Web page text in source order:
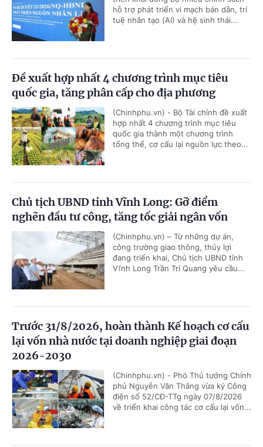
hỗ trợ phát triển vi mạch bán dẫn, trí
tuệ nhân tạo (AI) và hệ sinh thái...
Đề xuất hợp nhất 4 chương trình mục tiêu
quốc gia, tăng phân cấp cho địa phương
(Chinhphu.vn) - Bộ Tài chính đề xuất
hợp nhất 4 chương trình mục tiêu
quốc gia thành một chương trình
tổng thể, cơ cấu lại nguồn lực theo...
Chủ tịch UBND tỉnh Vĩnh Long: Gỡ điểm
nghẽn đầu tư công, tăng tốc giải ngân vốn
(Chinhphu.vn) – Từ những dự án,
công trường giao thông, thủy lợi
đang triển khai, Chủ tịch UBND tỉnh
Vĩnh Long Trần Trí Quang yêu cầu...
Trước 31/8/2026, hoàn thành Kế hoạch cơ cấu
lại vốn nhà nước tại doanh nghiệp giai đoạn
2026-2030
(Chinhphu.vn) - Phó Thủ tướng Chính
phủ Nguyễn Văn Thắng vừa ký Công
điện số 52/CĐ-TTg ngày 07/8/2026
về triển khai công tác cơ cấu lại vốn...